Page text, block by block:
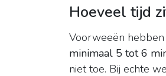
Hoeveel tijd
Voorweeën
minimaal 5 tot 6
niet toe. Bij echte